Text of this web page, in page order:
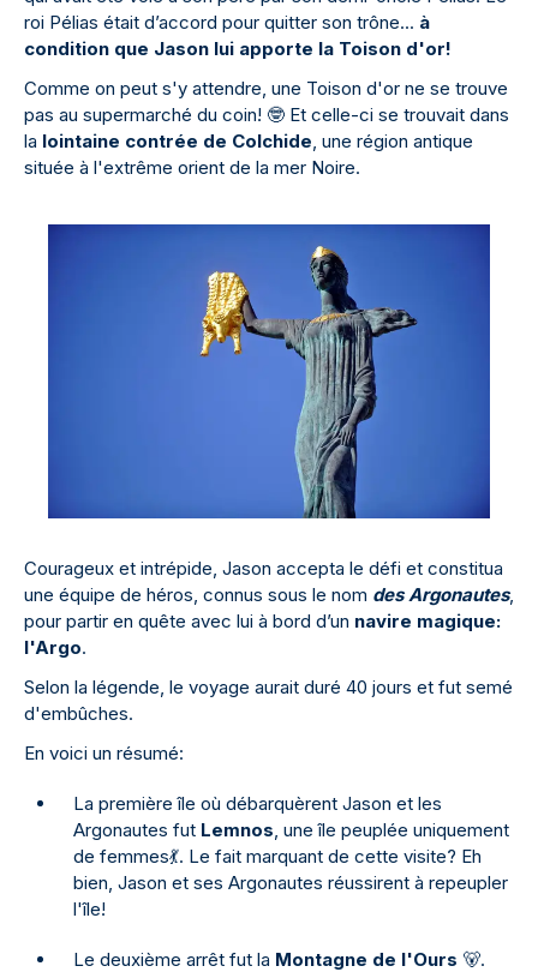
roi Pélias était d’accord pour quitter son trône... à
condition que Jason lui apporte la Toison d'or!
Comme on peut s'y attendre, une Toison d'or ne se trouve
pas au supermarché du coin! 🤓 Et celle-ci se trouvait dans
la lointaine contrée de Colchide , une région antique
située à l'extrême orient de la mer Noire.
Courageux et intrépide, Jason accepta le défi et constitua
une équipe de héros, connus sous le nom des Argonautes,
pour partir en quête avec lui à bord d’un navire magique:
l'Argo.
Selon la légende, le voyage aurait duré 40 jours et fut semé
d'embûches.
En voici un résumé:
La première île où débarquèrent Jason et les
Argonautes fut Lemnos , une île peuplée uniquement
de femmes💃. Le fait marquant de cette visite? Eh
bien, Jason et ses Argonautes réussirent à repeupler
l'île!
Le deuxième arrêt fut la Montagne de l'Ours 🐻.